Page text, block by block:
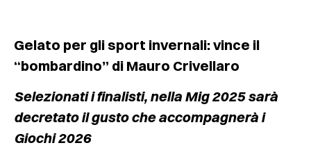
Gelato per gli sport invernali: vince il
“bombardino” di Mauro Crivellaro
Selezionati i finalisti, nella Mig 2025 sarà
decretato il gusto che accompagnerà i
Giochi 2026